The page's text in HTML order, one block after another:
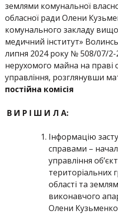
землями комунальної
обласної ради Олени
комунального закладу
медичний інститут»
липня 2024 року № 508/07/
нерухомого майна на праві
управління, розглянувши
постійна комісія
В И Р І Ш И Л А:
Інформацію
справами –
управління
територіальних
області та
виконавчого
Олени